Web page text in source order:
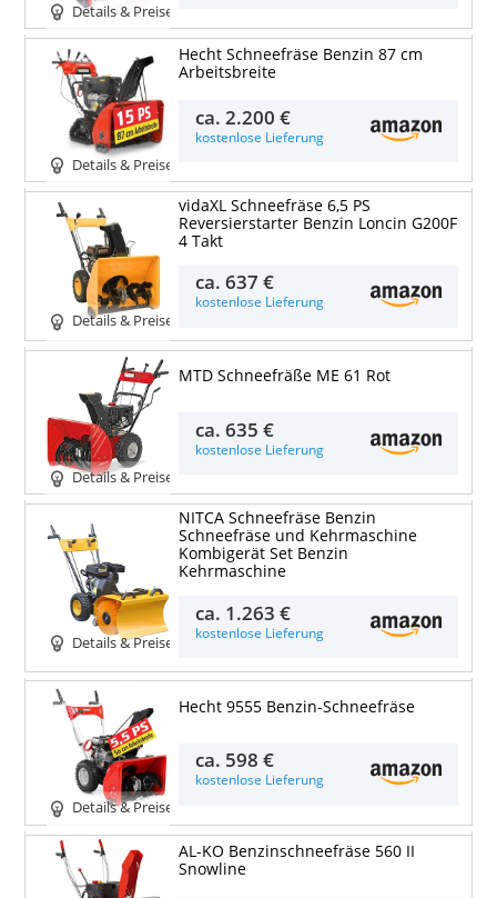
Details & Preise
Details & Preise
Hecht Schneefräse Benzin 87 cm
Arbeitsbreite
ca.2.200 €
kostenlose Lieferung
Details & Preise
vidaXL Schneefräse 6,5 PS
Reversierstarter Benzin Loncin G200F
4 Takt
ca.637 €
kostenlose Lieferung
Details & Preise
MTD Schneefräße ME 61 Rot
ca.635 €
kostenlose Lieferung
Details & Preise
NITCA Schneefräse Benzin
Schneefräse und Kehrmaschine
Kombigerät Set Benzin
Kehrmaschine
ca. 1.263 €
kostenlose Lieferung
Details & Preise
Hecht 9555 Benzin-Schneefräse
ca. 598 €
kostenlose Lieferung
AL-KO Benzinschneefräse 560 II
Snowline